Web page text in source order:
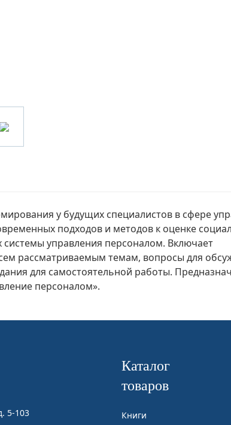
у будущих специалистов в сфере
подходов и методов к оценке
управления персоналом. Включает
рассматриваемым темам, вопросы для
для самостоятельной работы.
персоналом».
5-103
Каталог
товаров
Книги